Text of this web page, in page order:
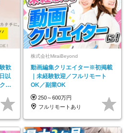
歓
以
ス
株式会社MiraiBeyond
動画編集クリエイター※初掲載
｜未経験歓迎／フルリモート
OK／副業OK
250～600万円
フルリモートあり